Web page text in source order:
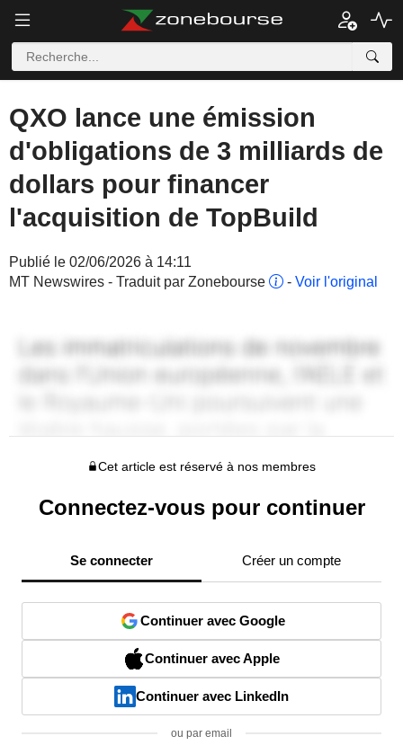
QXO lance une émission
d'obligations de 3 milliards de
dollars pour financer
l'acquisition de TopBuild
Publié le 02/06/2026 à 14:11
MT Newswires - Traduit par Zonebourse
- Voir l'original
Cet article est réservé à nos membres
Connectez-vous pour continuer
Se connecter Créer un compte
Continuer avec Google
Continuer avec Apple
Continuer avec LinkedIn
ou par email